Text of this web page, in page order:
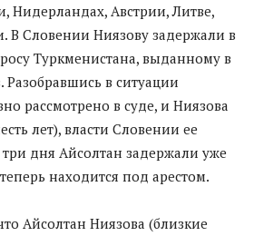
Нидерландах, Австрии, Литве,
В Словении Ниязову задержали в
Туркменистана, выданному в
Разобравшись в ситуации
рассмотрено в суде, и Ниязова
лет), власти Словении ее
три дня Айсолтан задержали уже
находится под арестом.
Айсолтан Ниязова (близкие